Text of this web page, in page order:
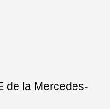
de la Mercedes-